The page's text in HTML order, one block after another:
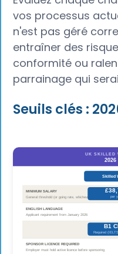
vos processus
n'est pas géré
entraîner des
conformité ou
parrainage qui
Seuils clés :